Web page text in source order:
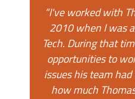
“As a
consultancy
teams. His
accurate and he
and available to
has been a